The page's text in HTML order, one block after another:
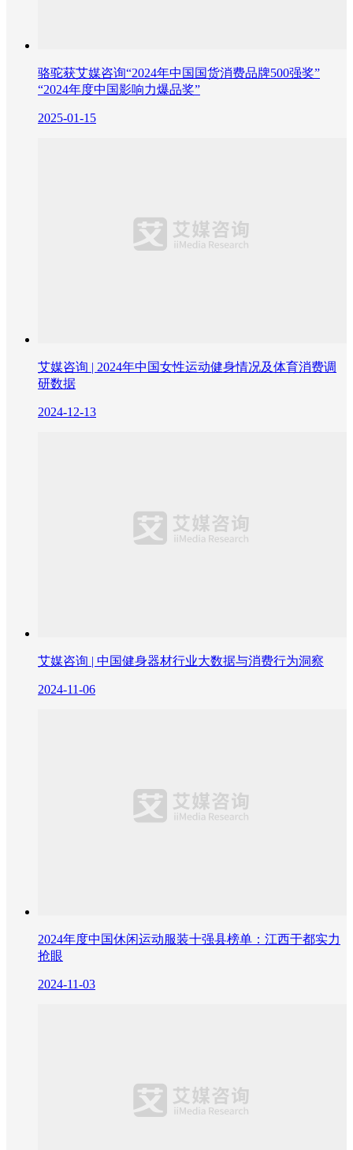
骆驼获艾媒咨询“2024年中国国货消费品牌500强奖”
“2024年度中国影响力爆品奖”
2025-01-15
艾媒咨询 | 2024年中国女性运动健身情况及体育消费调
研数据
2024-12-13
艾媒咨询 | 中国健身器材行业大数据与消费行为洞察
2024-11-06
2024年度中国休闲运动服装十强县榜单：江西于都实力
抢眼
2024-11-03